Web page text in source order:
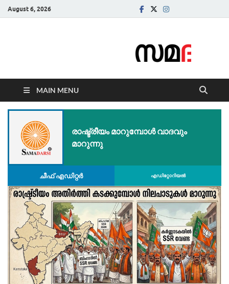
August 6, 2026
MAIN MENU
രാഷ്ട്രീയം മാറുമ്പോൾ വാദവും
മാറുന്നു
ചീഫ് എഡിറ്റര്‍ എഡിറ്റോറിയല്‍